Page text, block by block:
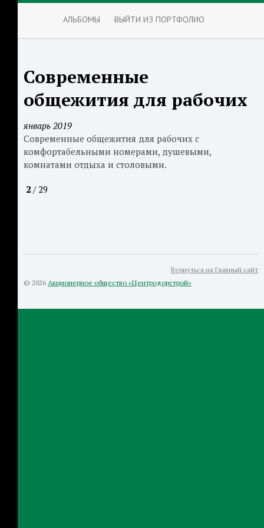
АЛЬБОМЫ ВЫЙТИ ИЗ ПОРТФОЛИО
Современные
общежития для рабочих
январь 2019
Современные общежития для рабочих с
комфортабельными номерами, душевыми,
комнатами отдыха и столовыми.
2 / 29
Вернуться на Главный сайт
© 2026 Акционерное общество «Центродорстрой»